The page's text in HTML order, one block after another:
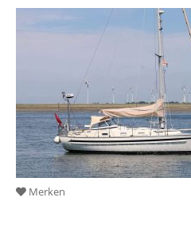
Merken